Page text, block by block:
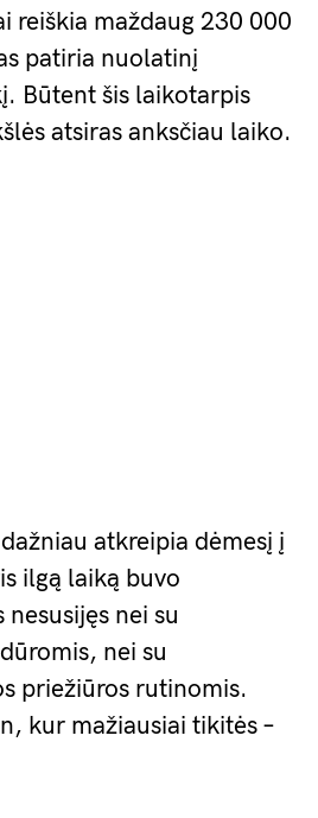
reiškia maždaug 230 000
patiria nuolatinį
Būtent šis laikotarpis
atsiras anksčiau laiko.
atkreipia dėmesį į
ilgą laiką buvo
nei su
nei su
priežiūros rutinomis.
kur mažiausiai tikitės –